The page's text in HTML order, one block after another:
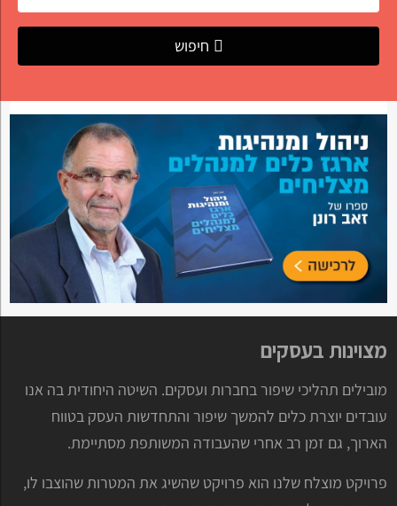
חיפוש
מצוינות בעסקים
מובילים תהליכי שיפור בחברות ועסקים. השיטה היחודית בה אנו
עובדים יוצרת כלים להמשך שיפור והתחדשות העסק בטווח
הארוך, גם זמן רב אחרי שהעבודה המשותפת מסתיימת.
פרויקט מוצלח שלנו הוא פרויקט שהשיג את המטרות שהוצבו לו,